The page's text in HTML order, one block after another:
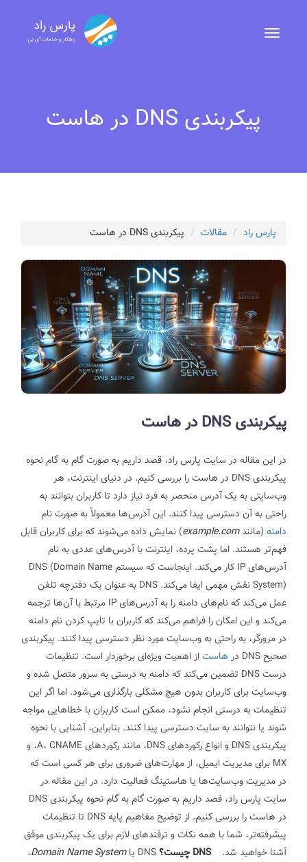
پیکربندی DNS در هاست
پارس راد مقالات پیکربندی DNS در هاست
پیکربندی DNS در هاست
در این مقاله در سایت پارس راد، قصد داریم به صورت گام به گام نحوه
پیکربندی DNS در هاست را بررسی کنیم.
در دنیای اینترنت، هر
وب‌سایتی به یک آدرس منحصر به فرد نیاز دارد تا کاربران بتوانند به
راحتی به آن دسترسی پیدا کنند. این آدرس‌ها معمولاً به صورت نام
دامنه (مانندexample.com) نمایش داده می‌شوند که برای کاربران قابل
فهم‌تر هستند. اما پشت پرده، اینترنت با آدرس‌های عددی به نام
آدرس‌های IP کار می‌کند. اینجاست که سیستم DNS (Domain Name
System) نقش مهمی ایفا می‌کند. DNS به عنوان یک دفترچه تلفن
عمل می‌کند که نام‌های دامنه را به آدرس‌های IP مرتبط با آن‌ها ترجمه
می‌کند و این امکان را فراهم می‌کند که کاربران با تایپ کردن نام دامنه
در مرورگر، به راحتی به وب‌سایت مورد نظر دسترسی پیدا کنند. پیکربندی
صحیح DNS در
هاست از اهمیت ویژه‌ای برخوردار است. تنظیمات
درست DNS تضمین می‌کند که دامنه به درستی به سرور متصل شده و
وب‌سایت برای کاربران بدون هیچ مشکلی بارگذاری می‌شود. اما اگر این
تنظیمات به درستی انجام نشود، ممکن است کاربران با خطاهایی مواجه
شوند یا نتوانند به سایت دسترسی پیدا کنند. بنابراین، آشنایی با نحوه
پیکربندی DNS و انواع رکوردهای DNS، مانند رکوردهای A، CNAME، و
MX برای مدیریت ایمیل، از مهارت‌های ضروری برای هر کسی است که
در مدیریت وب‌سایت‌ها یا هاستینگ فعالیت دارد. در این مقاله در
سایت پارس راد، قصد داریم به صورت گام به گام نحوه پیکربندی DNS
در هاست را بررسی کنیم. از توضیح مفاهیم پایه DNS تا تنظیمات
پیشرفته‌تر، شما با همه نکات و ترفندهای لازم برای یک پیکربندی موفق
آشنا خواهید شد.
DNS چیست؟ DNS یا Domain Name System،